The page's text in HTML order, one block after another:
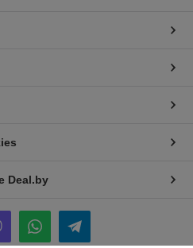
Deal.by